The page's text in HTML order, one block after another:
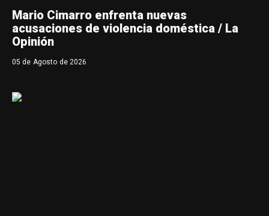
Mario Cimarro enfrenta nuevas
acusaciones de violencia doméstica / La
Opinión
05 de Agosto de 2026